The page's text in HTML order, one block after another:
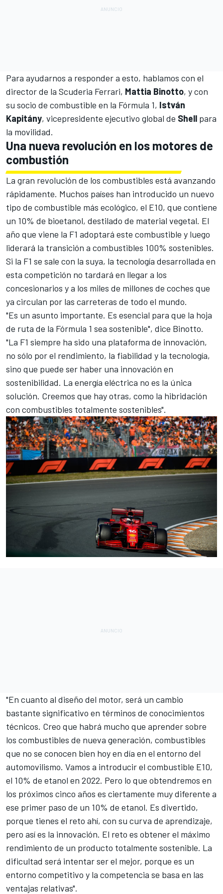
Para ayudarnos a responder a esto, hablamos con el
director de la Scuderia Ferrari, Mattia Binotto, y con
su socio de combustible en la Fórmula 1, István
Kapitány, vicepresidente ejecutivo global de Shell para
la movilidad.
Una nueva revolución en los motores de
combustión
La gran revolución de los combustibles está avanzando
rápidamente. Muchos países han introducido un nuevo
tipo de combustible más ecológico, el E10, que contiene
un 10% de bioetanol, destilado de material vegetal. El
año que viene la F1 adoptará este combustible y luego
liderará la transición a combustibles 100% sostenibles.
Si la F1 se sale con la suya, la tecnología desarrollada en
esta competición no tardará en llegar a los
concesionarios y a los miles de millones de coches que
ya circulan por las carreteras de todo el mundo.
"Es un asunto importante. Es esencial para que la hoja
de ruta de la Fórmula 1 sea sostenible", dice Binotto.
"La F1 siempre ha sido una plataforma de innovación,
no sólo por el rendimiento, la fiabilidad y la tecnología,
sino que puede ser haber una innovación en
sostenibilidad. La energía eléctrica no es la única
solución. Creemos que hay otras, como la hibridación
con combustibles totalmente sostenibles".
"En cuanto al diseño del motor, será un cambio
bastante significativo en términos de conocimientos
técnicos. Creo que habrá mucho que aprender sobre
los combustibles de nueva generación, combustibles
que no se conocen bien hoy en día en el entorno del
automovilismo. Vamos a introducir el combustible E10,
el 10% de etanol en 2022. Pero lo que obtendremos en
los próximos cinco años es ciertamente muy diferente a
ese primer paso de un 10% de etanol. Es divertido,
porque tienes el reto ahí, con su curva de aprendizaje,
pero así es la innovación. El reto es obtener el máximo
rendimiento de un producto totalmente sostenible. La
dificultad será intentar ser el mejor, porque es un
entorno competitivo y la competencia se basa en las
ventajas relativas".